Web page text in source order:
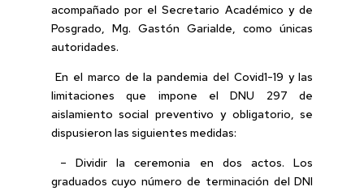
acompañado por el Secretario Académico y de
Posgrado, Mg. Gastón Garialde, como únicas
autoridades.
En el marco de la pandemia del Covid1-19 y las
limitaciones que impone el DNU 297 de
aislamiento social preventivo y obligatorio, se
dispusieron las siguientes medidas:
– Dividir la ceremonia en dos actos. Los
graduados cuyo número de terminación del DNI